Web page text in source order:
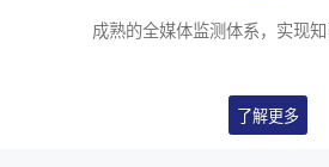
成熟的全媒体监测体系，实现知
了解更多